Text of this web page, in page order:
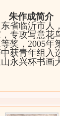
朱作成简介
临沂市人
专攻写意花
奖，2005年
获青年组入
永兴杯书画